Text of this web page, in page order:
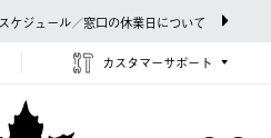
ジュール／窓口の休業日について
カスタマーサポート